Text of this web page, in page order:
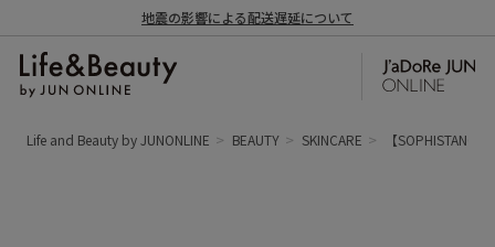
地震の影響による配送遅延について
Life and Beauty by JUNONLINE BEAUTY SKINCARE 【